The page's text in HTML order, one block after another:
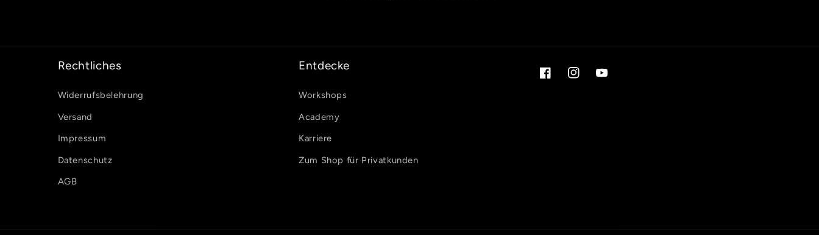
Rechtliches
Widerrufsbelehrung
Versand
Impressum
Datenschutz
AGB
Entdecke
Workshops
Academy
Karriere
Zum Shop für Privatkunden
FacebookInstagramYouTube